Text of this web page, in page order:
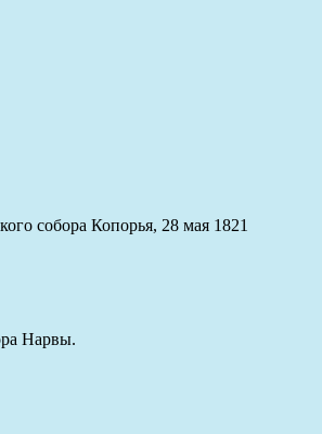
собора Копорья, 28 мая 1821
Нарвы.